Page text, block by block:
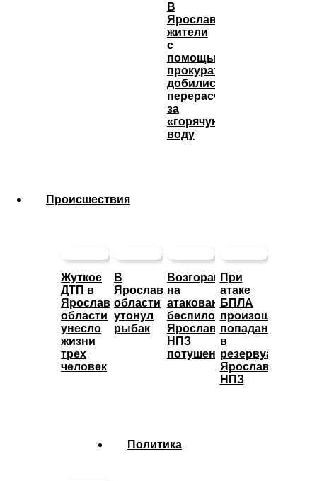
В
Ярославле
жители
с
помощью
прокуратуры
добились
перерасчета
за
«горячую»
воду
Происшествия
Жуткое
ДТП в
Ярославской
области
унесло
жизни
трех
человек
В
Ярославской
области
утонул
рыбак
Возгорание
на
атакованном
беспилотниками
Ярославском
НПЗ
потушено
При
атаке
БПЛА
произошло
попадание
в
резервуары
Ярославского
НПЗ
Политика